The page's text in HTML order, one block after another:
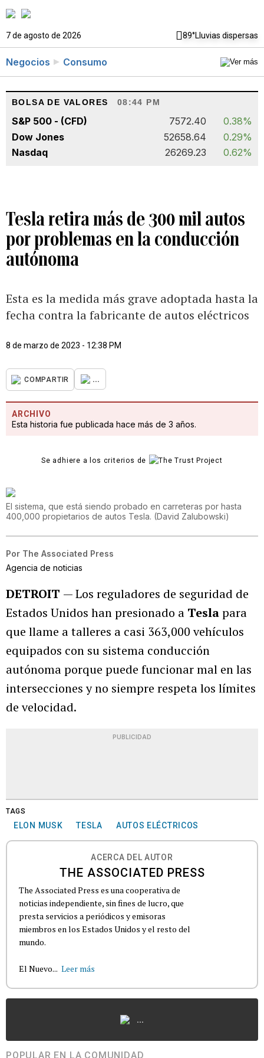
7 de agosto de 2026 89°Lluvias dispersas
Negocios Consumo
BOLSA DE VALORES 08:44 PM
S&P 500 - (CFD) 7572.40
0.38%
Dow Jones
52658.64
0.29%
Nasdaq
26269.23 0.62%
Tesla retira más de 300 mil autos
por problemas en la conducción
autónoma
Esta es la medida más grave adoptada hasta la
fecha contra la fabricante de autos eléctricos
8 de marzo de 2023 - 12:38 PM
COMPARTIR ...
ARCHIVO
Esta historia fue publicada hace más de 3 años.
Se adhiere a los criterios de
El sistema, que está siendo probado en carreteras por hasta
400,000 propietarios de autos Tesla. (David Zalubowski)
Por The Associated Press
Agencia de noticias
DETROIT — Los reguladores de seguridad de
Estados Unidos han presionado a Teslapara
que llame a talleres a casi 363,000 vehículos
equipados con su sistema conducción
autónoma porque puede funcionar mal en las
intersecciones y no siempre respeta los límites
de velocidad.
PUBLICIDAD
TAGS
ELON MUSK TESLA AUTOS ELÉCTRICOS
ACERCA DEL AUTOR
THE ASSOCIATED PRESS
The Associated Press es una cooperativa de
noticias independiente, sin fines de lucro, que
presta servicios a periódicos y emisoras
miembros en los Estados Unidos y el resto del
mundo.
El Nuevo... Leer más
...
POPULAR EN LA COMUNIDAD